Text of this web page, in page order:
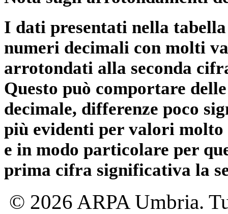
I dati presentati nella
numeri decimali con molti
arrotondati alla seconda
Questo può comportare
decimale, differenze poco
più evidenti per valori
e in modo particolare per
prima cifra significativa la
© 2026 ARPA Umbria.